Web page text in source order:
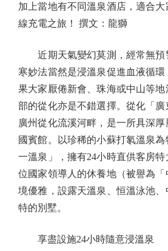
加上當地有不同溫泉酒店，適合
線充電之旅！ 撰文：龍獅
近期天氣變幻莫測，經常無預
寒妙法當然是浸溫泉促進血液循
果大家厭倦新會、珠海或中山等
部的從化亦是不錯選擇。從化「
廣州從化流溪河畔，是一所具深
國賓館。以珍稀的小蘇打氡溫泉
一溫泉」，擁有24小時直供客房
位國家領導人的休養地（被譽為
境優雅，設露天溫泉、恒溫泳池
特的別墅。
享盡設施24小時隨意浸溫泉